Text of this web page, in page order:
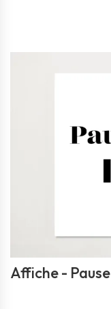
Affiche - Pause